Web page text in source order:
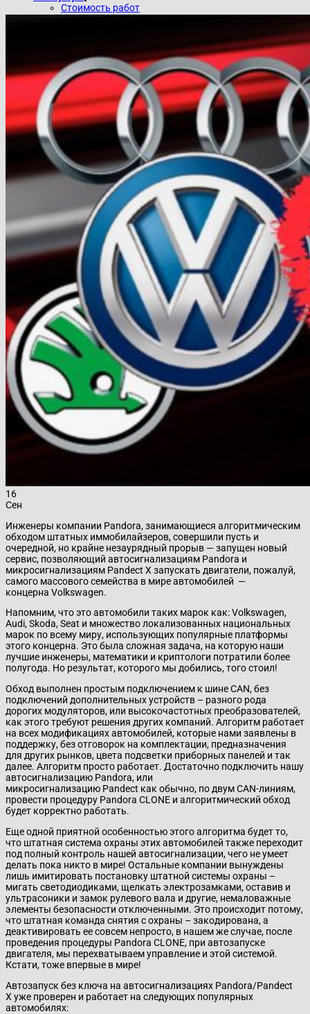
Стоимость работ
Контакты
16
Сен
Инженеры компании Pandora, занимающиеся алгоритмическим
обходом штатных иммобилайзеров, совершили пусть и
очередной, но крайне незаурядный прорыв — запущен новый
сервис, позволяющий автосигнализациям Pandora и
микросигнализациям Pandect X запускать двигатели, пожалуй,
самого массового семейства в мире автомобилей —
концерна Volkswagen.
Напомним, что это автомобили таких марок как: Volkswagen,
Audi, Skoda, Seat и множество локализованных национальных
марок по всему миру, использующих популярные платформы
этого концерна. Это была сложная задача, на которую наши
лучшие инженеры, математики и криптологи потратили более
полугода. Но результат, которого мы добились, того стоил!
Обход выполнен простым подключением к шине CAN, без
подключений дополнительных устройств – разного рода
дорогих модуляторов, или высокочастотных преобразователей,
как этого требуют решения других компаний. Алгоритм работает
на всех модификациях автомобилей, которые нами заявлены в
поддержку, без отговорок на комплектации, предназначения
для других рынков, цвета подсветки приборных панелей и так
далее. Алгоритм просто работает. Достаточно подключить нашу
автосигнализацию Pandora, или
микросигнализацию Pandect как обычно, по двум CAN-линиям,
провести процедуру Pandora CLONE и алгоритмический обход
будет корректно работать.
Еще одной приятной особенностью этого алгоритма будет то,
что штатная система охраны этих автомобилей также переходит
под полный контроль нашей автосигнализации, чего не умеет
делать пока никто в мире! Остальные компании вынуждены
лишь имитировать постановку штатной системы охраны –
мигать светодиодиками, щелкать электрозамками, оставив и
ультрасоники и замок рулевого вала и другие, немаловажные
элементы безопасности отключенными. Это происходит потому,
что штатная команда снятия с охраны – закодирована, а
деактивировать ее совсем непросто, в нашем же случае, после
проведения процедуры Pandora CLONE, при автозапуске
двигателя, мы перехватываем управление и этой системой.
Кстати, тоже впервые в мире!
Автозапуск без ключа на автосигнализациях Pandora/Pandect
X уже проверен и работает на следующих популярных
автомобилях: